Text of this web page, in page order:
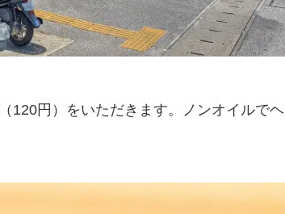
120円）をいただきます。ノンオイルでヘ